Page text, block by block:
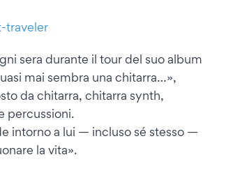
traveler
sera durante il tour del suo album
mai sembra una chitarra…»,
da chitarra, chitarra synth,
percussioni.
intorno a lui — incluso sé stesso —
la vita».